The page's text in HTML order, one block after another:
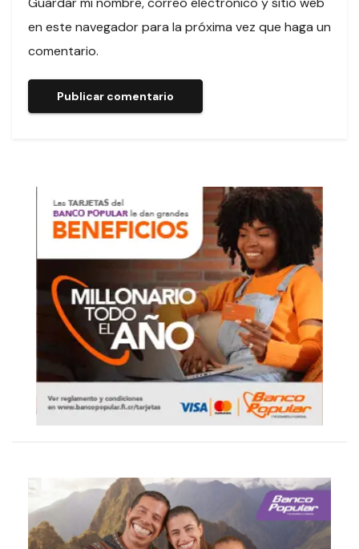
en este navegador para la próxima vez que haga un
comentario.